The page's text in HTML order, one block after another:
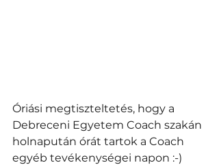
Óriási megtiszteltetés, hogy a
Debreceni Egyetem Coach szakán
holnapután órát tartok a Coach
egyéb tevékenységei napon :-)